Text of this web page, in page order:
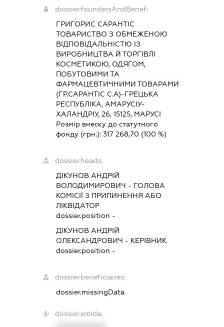
dossier.foundersAndBenef:
ГРИГОРИС САРАНТІС
ТОВАРИСТВО З ОБМЕЖЕНОЮ
ВІДПОВІДАЛЬНІСТЮ ІЗ
ВИРОБНИЦТВА Й ТОРГІВЛІ
КОСМЕТИКОЮ, ОДЯГОМ,
ПОБУТОВИМИ ТА
ФАРМАЦЕВТИЧНИМИ ТОВАРАМИ
(ГР.САРАНТІС С.А)-ГРЕЦЬКА
РЕСПУБЛІКА, АМАРУСІУ-
ХАЛАНДРІУ, 26, 15125, МАРУСІ
Розмір внеску до статутного
фонду (грн.): 317 268,70 (100 %)
dossier.heads:
ДІКУНОВ АНДРІЙ
ВОЛОДИМИРОВИЧ - ГОЛОВА
КОМІСІЇ З ПРИПИНЕННЯ АБО
ЛІКВІДАТОР
dossier.position -
ДІКУНОВ АНДРІЙ
ОЛЕКСАНДРОВИЧ - КЕРІВНИК
dossier.position -
dossier.beneficiaries:
dossier.missingData
dossier.smida: